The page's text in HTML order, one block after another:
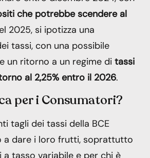
che potrebbe scendere al
2025, si ipotizza una
tassi, con una possibile
un ritorno a un regime di tassi
al 2,25% entro il 2026.
per i Consumatori?
tagli dei tassi della BCE
a dare i loro frutti, soprattutto
a tasso variabile e per chi è